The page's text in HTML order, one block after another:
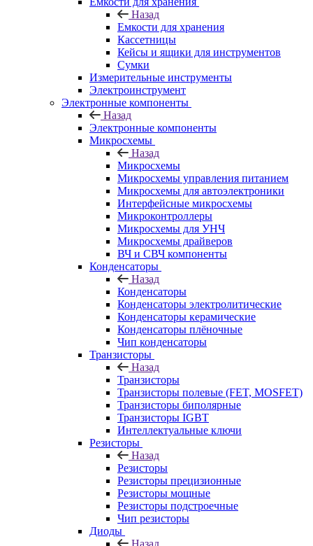
Назад
Емкости для хранения
Кассетницы
Кейсы и ящики для инструментов
Сумки
Измерительные инструменты
Электроинструмент
Электронные компоненты
Назад
Электронные компоненты
Микросхемы
Назад
Микросхемы
Микросхемы управления питанием
Микросхемы для автоэлектроники
Интерфейсные микросхемы
Микроконтроллеры
Микросхемы для УНЧ
Микросхемы драйверов
ВЧ и СВЧ компоненты
Конденсаторы
Назад
Конденсаторы
Конденсаторы электролитические
Конденсаторы керамические
Конденсаторы плёночные
Чип конденсаторы
Транзисторы
Назад
Транзисторы
Транзисторы полевые (FET, MOSFET)
Транзисторы биполярные
Транзисторы IGBT
Интеллектуальные ключи
Резисторы
Назад
Резисторы
Резисторы прецизионные
Резисторы мощные
Резисторы подстроечные
Чип резисторы
Диоды
Назад